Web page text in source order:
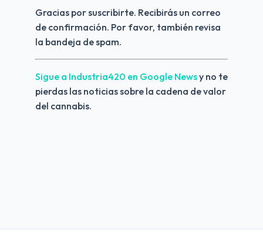
Gracias por suscribirte. Recibirás un correo
de confirmación. Por favor, también revisa
la bandeja de spam.
Sigue a Industria420 en Google News y no te
pierdas las noticias sobre la cadena de valor
del cannabis.